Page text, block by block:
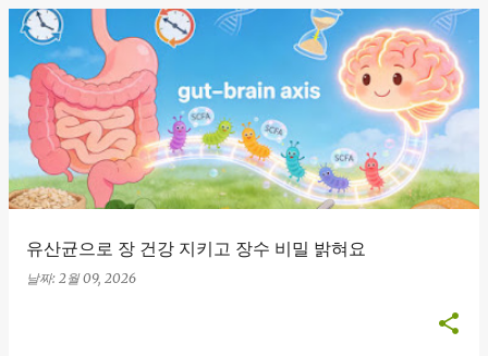
유산균으로 장 건강 지키고 장수 비밀 밝혀요
날짜: 2월 09, 2026